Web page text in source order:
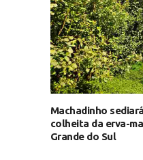
Machadinho
colheita da erva-
Grande do Sul